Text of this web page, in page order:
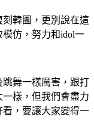
韓團，更別說在這
仿，努力和idol一
跳舞一樣厲害，跟打
樣，但我們會盡力
，要讓大家變得一